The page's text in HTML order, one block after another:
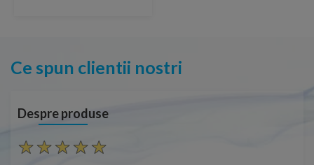
Ce spun clientii nostri
Despre produse